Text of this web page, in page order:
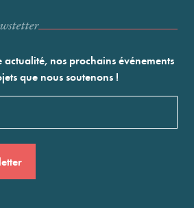
nos prochains événements
que nous soutenons !